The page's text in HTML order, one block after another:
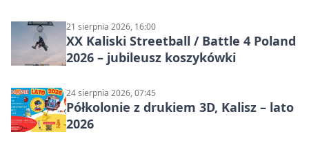
21 sierpnia 2026, 16:00
XX Kaliski Streetball / Battle 4 Poland
2026 – jubileusz koszykówki
24 sierpnia 2026, 07:45
Półkolonie z drukiem 3D, Kalisz – lato
2026